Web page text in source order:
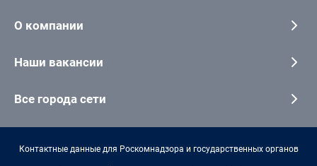
О компании
Наши вакансии
Все города сети
Контактные данные для Роскомнадзора и государственных органов